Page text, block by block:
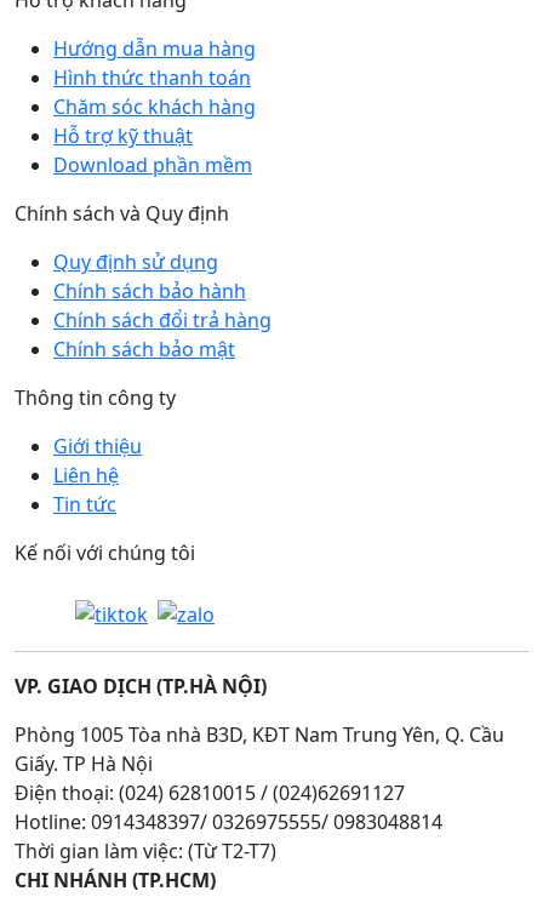
Hướng dẫn mua hàng
Hình thức thanh toán
Chăm sóc khách hàng
Hỗ trợ kỹ thuật
Download phần mềm
Chính sách và Quy định
Quy định sử dụng
Chính sách bảo hành
Chính sách đổi trả hàng
Chính sách bảo mật
Thông tin công ty
Giới thiệu
Liên hệ
Tin tức
Kế nối với chúng tôi
VP. GIAO DỊCH (TP.HÀ NỘI)
Phòng 1005 Tòa nhà B3D, KĐT Nam Trung Yên, Q. Cầu
Giấy. TP Hà Nội
Điện thoại: (024) 62810015 / (024)62691127
Hotline: 0914348397/ 0326975555/ 0983048814
Thời gian làm việc: (Từ T2-T7)
CHI NHÁNH (TP.HCM)